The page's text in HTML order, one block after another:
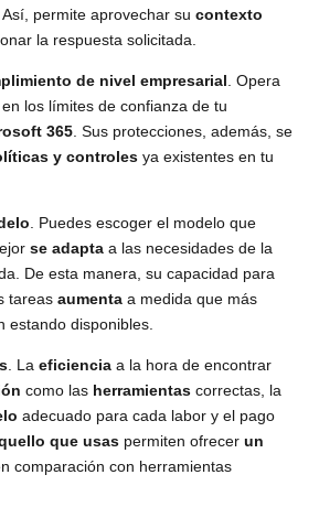
permite aprovechar su contexto
la respuesta solicitada.
de nivel empresarial. Opera
los límites de confianza de tu
365. Sus protecciones, además, se
y controlesya existentes en tu
. Puedes escoger el modelo que
se adaptaa las necesidades de la
De esta manera, su capacidad para
tareas aumentaa medida que más
estando disponibles.
. La eficienciaa la hora de encontrar
como las herramientascorrectas, la
adecuado para cada labor y el pago
que usaspermiten ofrecer un
comparación con herramientas